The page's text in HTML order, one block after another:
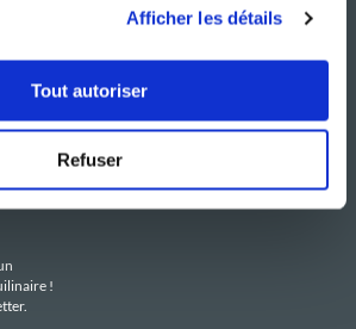
Afficher les détails
Tout autoriser
Refuser
C.G.U
Politique de confidentialité
Utilisation des Cookies
!